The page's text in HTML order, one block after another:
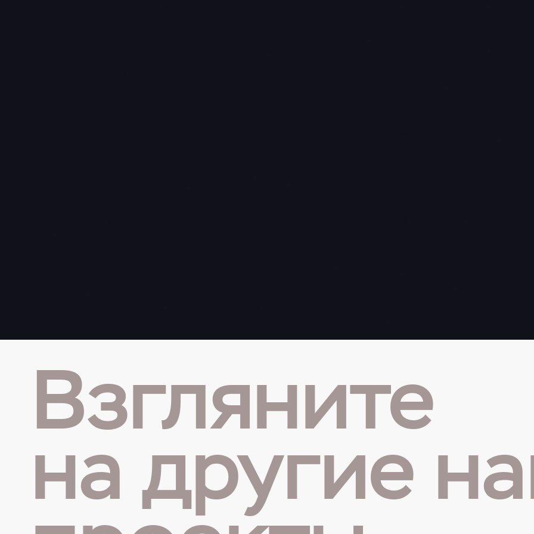
Взгляните
на другие